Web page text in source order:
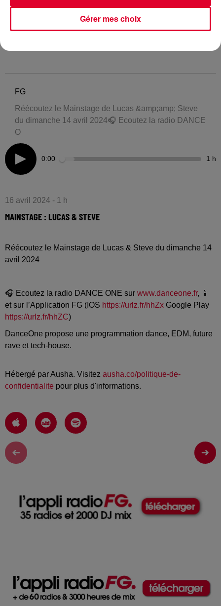
FG
Réécoutez le Mainstage de Lucas &amp;amp; Steve
du dimanche 14 avril 2024🎧 Ecoutez la radio DANCE
O
0:00 1 h
16 avril 2024 - 1 h
MAINSTAGE : LUCAS & STEVE
Réécoutez le Mainstage de Lucas & Steve du dimanche 14
avril 2024
🎧 Ecoutez la radio DANCE ONE sur www.danceone.fr, 📱
et sur l’Application FG (IOS https://urlz.fr/hhZx Google Play
https://urlz.fr/hhZC)
DanceOne propose une programmation dance, EDM, future
rave et tech-house.
Hébergé par Ausha. Visitez ausha.co/politique-de-
confidentialite pour plus d'informations.
Gérer mes choix